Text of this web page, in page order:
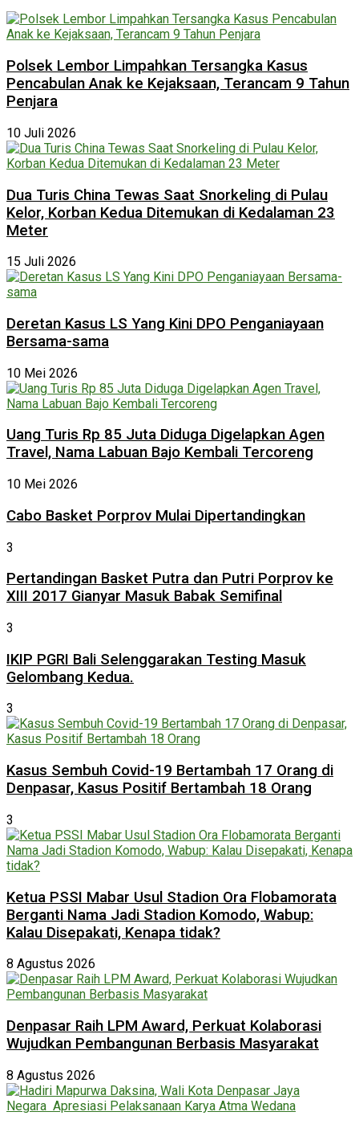
Polsek Lembor Limpahkan Tersangka Kasus
Pencabulan Anak ke Kejaksaan, Terancam 9 Tahun
Penjara
10 Juli 2026
Dua Turis China Tewas Saat Snorkeling di Pulau
Kelor, Korban Kedua Ditemukan di Kedalaman 23
Meter
15 Juli 2026
Deretan Kasus LS Yang Kini DPO Penganiayaan
Bersama-sama
10 Mei 2026
Uang Turis Rp 85 Juta Diduga Digelapkan Agen
Travel, Nama Labuan Bajo Kembali Tercoreng
10 Mei 2026
Cabo Basket Porprov Mulai Dipertandingkan
3
Pertandingan Basket Putra dan Putri Porprov ke
XIII 2017 Gianyar Masuk Babak Semifinal
3
IKIP PGRI Bali Selenggarakan Testing Masuk
Gelombang Kedua.
3
Kasus Sembuh Covid-19 Bertambah 17 Orang di
Denpasar, Kasus Positif Bertambah 18 Orang
3
Ketua PSSI Mabar Usul Stadion Ora Flobamorata
Berganti Nama Jadi Stadion Komodo, Wabup:
Kalau Disepakati, Kenapa tidak?
8 Agustus 2026
Denpasar Raih LPM Award, Perkuat Kolaborasi
Wujudkan Pembangunan Berbasis Masyarakat
8 Agustus 2026